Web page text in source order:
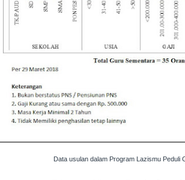
Data usulan dalam Program Lazismu Peduli